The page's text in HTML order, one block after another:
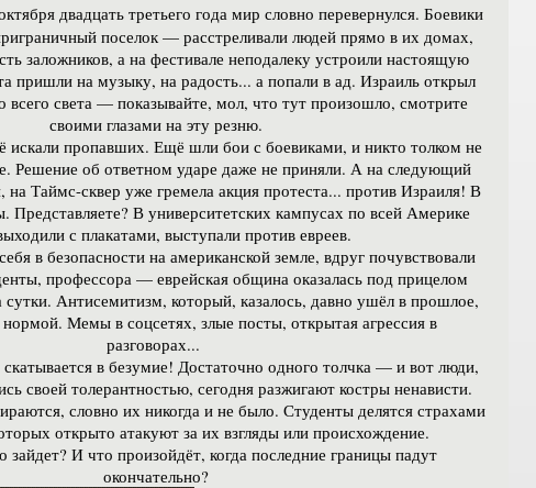
двадцать третьего года мир словно перевернулся. Боевики
поселок — расстреливали людей прямо в их домах,
заложников, а на фестивале неподалеку устроили настоящую
пришли на музыку, на радость... а попали в ад. Израиль открыл
всего света — показывайте, мол, что тут произошло, смотрите
своими глазами на эту резню.
искали пропавших. Ещё шли бои с боевиками, и никто толком не
Решение об ответном ударе даже не приняли. А на следующий
на Таймс-сквер уже гремела акция протеста... против Израиля! В
Представляете? В университетских кампусах по всей Америке
с плакатами, выступали против евреев.
в безопасности на американской земле, вдруг почувствовали
профессора — еврейская община оказалась под прицелом
сутки. Антисемитизм, который, казалось, давно ушёл в прошлое,
нормой. Мемы в соцсетях, злые посты, открытая агрессия в
разговорах...
в безумие! Достаточно одного толчка — и вот люди,
своей толерантностью, сегодня разжигают костры ненависти.
словно их никогда и не было. Студенты делятся страхами
открыто атакуют за их взгляды или происхождение.
зайдет? И что произойдёт, когда последние границы падут
окончательно?